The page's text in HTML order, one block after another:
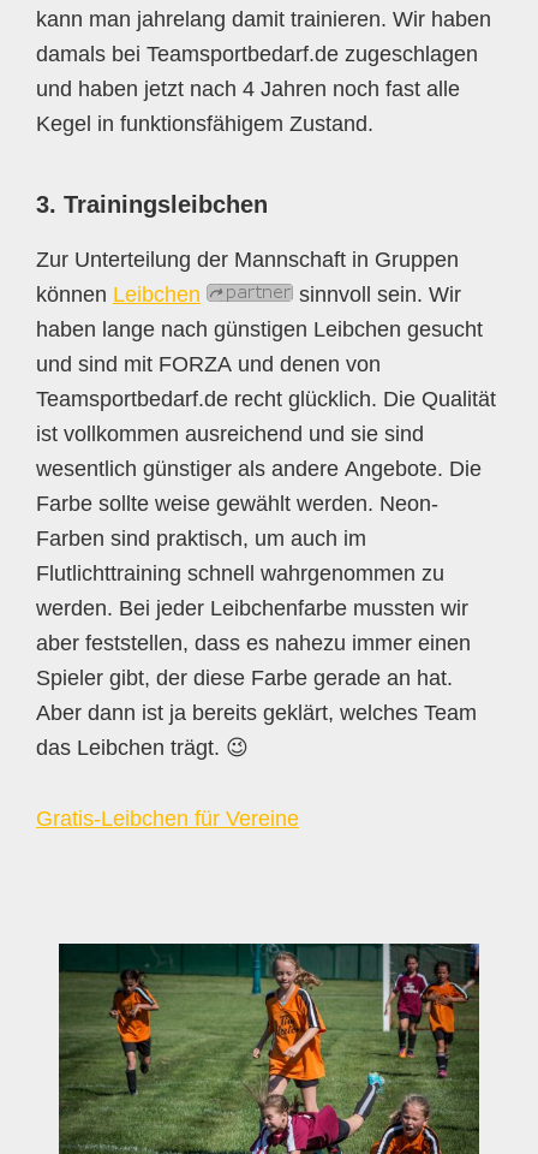
kann man jahrelang damit trainieren. Wir haben
damals bei Teamsportbedarf.de zugeschlagen
und haben jetzt nach 4 Jahren noch fast alle
Kegel in funktionsfähigem Zustand.
3. Trainingsleibchen
Zur Unterteilung der Mannschaft in Gruppen
können Leibchen
sinnvoll sein. Wir
haben lange nach günstigen Leibchen gesucht
und sind mit FORZA und denen von
Teamsportbedarf.de recht glücklich. Die Qualität
ist vollkommen ausreichend und sie sind
wesentlich günstiger als andere Angebote. Die
Farbe sollte weise gewählt werden. Neon-
Farben sind praktisch, um auch im
Flutlichttraining schnell wahrgenommen zu
werden. Bei jeder Leibchenfarbe mussten wir
aber feststellen, dass es nahezu immer einen
Spieler gibt, der diese Farbe gerade an hat.
Aber dann ist ja bereits geklärt, welches Team
das Leibchen trägt. 😉
Gratis-Leibchen für Vereine